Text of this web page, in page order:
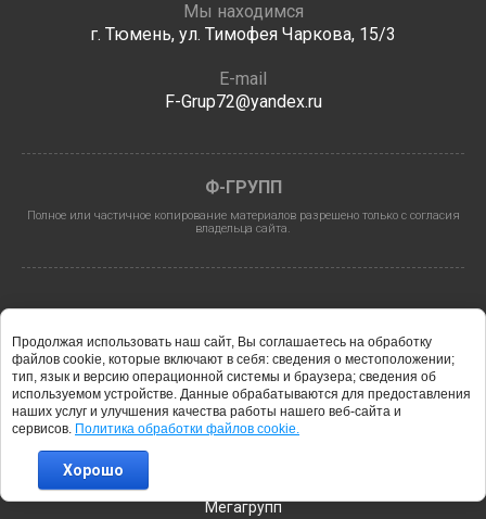
Мы находимся
г. Тюмень, ул. Тимофея Чаркова, 15/3
E-mail
F-Grup72@yandex.ru
Ф-ГРУПП
Полное или частичное копирование материалов разрешено только с согласия
владельца сайта.
2026 © Ф-ГРУПП
newf-grup72.ru —
Мегагрупп
Продолжая использовать наш сайт, Вы соглашаетесь на обработку
файлов cookie, которые включают в себя: сведения о местоположении;
тип, язык и версию операционной системы и браузера; сведения об
используемом устройстве. Данные обрабатываются для предоставления
наших услуг и улучшения качества работы нашего веб-сайта и
сервисов. Политика обработки файлов cookie.
Хорошо